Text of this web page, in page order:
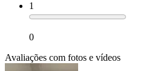
1
0
Avaliações com fotos e vídeos